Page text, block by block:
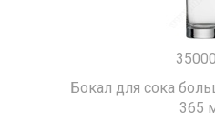
Бокал для сока
365